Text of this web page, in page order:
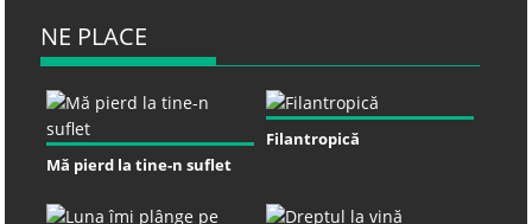
NE PLACE
Mă pierd la tine-n suflet
Filantropică